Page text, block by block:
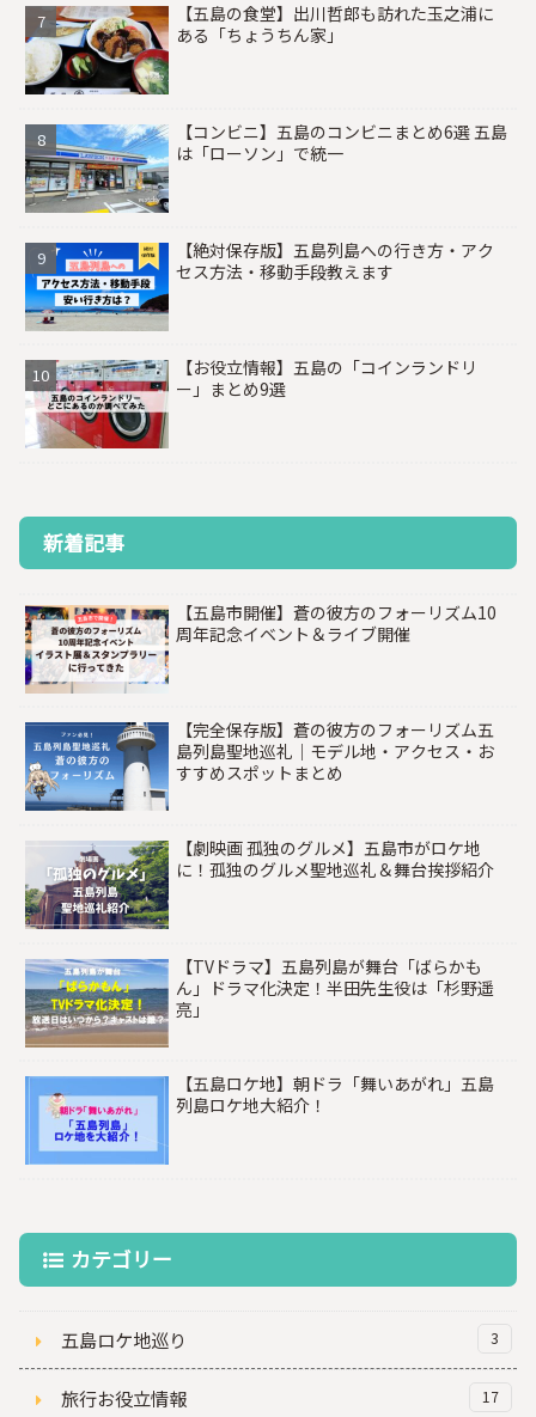
【五島の食堂】出川哲郎も訪れた玉之浦に
ある「ちょうちん家」
【コンビニ】五島のコンビニまとめ6選 五島
は「ローソン」で統一
【絶対保存版】五島列島への行き方・アク
セス方法・移動手段教えます
【お役立情報】五島の「コインランドリ
ー」まとめ9選
新着記事
【五島市開催】蒼の彼方のフォーリズム10
周年記念イベント＆ライブ開催
【完全保存版】蒼の彼方のフォーリズム五
島列島聖地巡礼｜モデル地・アクセス・お
すすめスポットまとめ
【劇映画 孤独のグルメ】五島市がロケ地
に！孤独のグルメ聖地巡礼＆舞台挨拶紹介
【TVドラマ】五島列島が舞台「ばらかも
ん」ドラマ化決定！半田先生役は「杉野遥
亮」
【五島ロケ地】朝ドラ「舞いあがれ」五島
列島ロケ地大紹介！
カテゴリー
五島ロケ地巡り 3
旅行お役立情報 17